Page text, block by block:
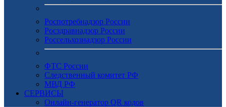
Роспотребнадзор России
Росздравнадзор России
Россельхознадзор России
ФТС России
Следственный комитет РФ
МВД РФ
СЕРВИСЫ
Онлайн-генератор QR кодов